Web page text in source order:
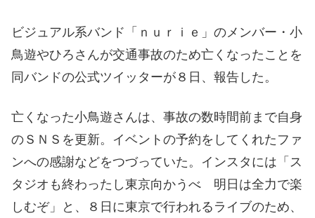
ビジュアル系バンド「ｎｕｒｉｅ」のメンバー・小
鳥遊やひろさんが交通事故のため亡くなったことを
同バンドの公式ツイッターが８日、報告した。
亡くなった小鳥遊さんは、事故の数時間前まで自身
のＳＮＳを更新。イベントの予約をしてくれたファ
ンへの感謝などをつづっていた。インスタには「ス
タジオも終わったし東京向かうべ 明日は全力で楽
しむぞ」と、８日に東京で行われるライブのため、